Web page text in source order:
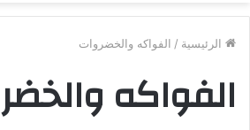
الرئيسية / الفواكه والخضروات
الفواكه